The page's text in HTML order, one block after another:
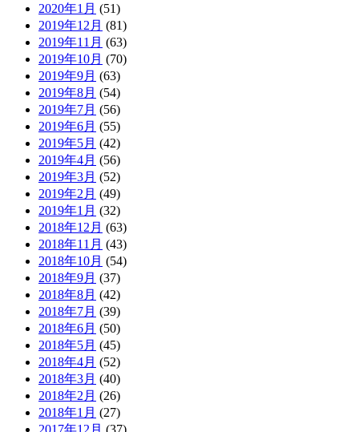
2020年1月 (51)
2019年12月 (81)
2019年11月 (63)
2019年10月 (70)
2019年9月 (63)
2019年8月 (54)
2019年7月 (56)
2019年6月 (55)
2019年5月 (42)
2019年4月 (56)
2019年3月 (52)
2019年2月 (49)
2019年1月 (32)
2018年12月 (63)
2018年11月 (43)
2018年10月 (54)
2018年9月 (37)
2018年8月 (42)
2018年7月 (39)
2018年6月 (50)
2018年5月 (45)
2018年4月 (52)
2018年3月 (40)
2018年2月 (26)
2018年1月 (27)